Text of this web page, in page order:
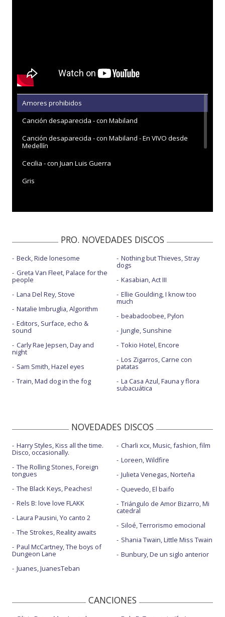
Amores prohibidos
Canción desaparecida - con Mabiland
Canción desaparecida - con Mabiland - En VIVO desde
Medellín
Cecilia - con Juan Luis Guerra
Gris
Vida cotidiana - Live performance
PRO. NOVEDADES DISCOS
Beck, Ride lonesome
Greta Van Fleet, Palace for the
people
Lana Del Rey, Stove
Natalie Imbruglia, Algorithm
Editors, Surface, echo &
sound
Carly Rae Jepsen, Day and
night
Sam Smith, Hazel eyes
Train, Mad dog in the fog
Nothing but Thieves, Stray
dogs
Kasabian, Act III
Ellie Goulding, I know too
much
beabadoobee, Pylon
Jungle, Sunshine
Tokio Hotel, Encore
Los Zigarros, Carne con
patatas
La Casa Azul, Fauna y flora
subacuática
NOVEDADES DISCOS
Harry Styles, Kiss all the time.
Disco, occasionally.
The Rolling Stones, Foreign
tongues
The Black Keys, Peaches!
Rels B: love love FLAKK
Laura Pausini, Yo canto 2
The Strokes, Reality awaits
Paul McCartney, The boys of
Dungeon Lane
Juanes, JuanesTeban
Charli xcx, Music, fashion, film
Loreen, Wildfire
Julieta Venegas, Norteña
Quevedo, El baifo
Triángulo de Amor Bizarro, Mi
catedral
Siloé, Terrorismo emocional
Shania Twain, Little Miss Twain
Bunbury, De un siglo anterior
CANCIONES